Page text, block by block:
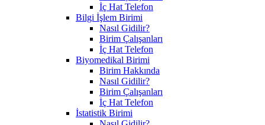
İç Hat Telefon
Bilgi İşlem Birimi
Nasıl Gidilir?
Birim Çalışanları
İç Hat Telefon
Biyomedikal Birimi
Birim Hakkında
Nasıl Gidilir?
Birim Çalışanları
İç Hat Telefon
İstatistik Birimi